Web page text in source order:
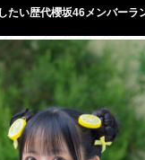
たい歴代櫻坂46メンバーラ